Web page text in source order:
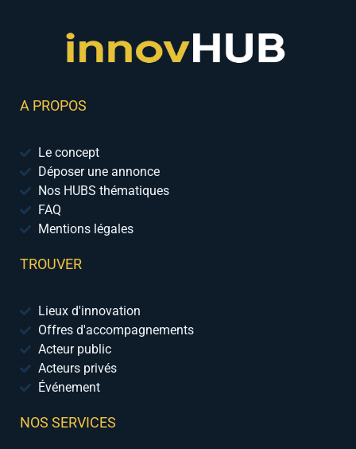
A PROPOS
Le concept
Déposer une annonce
Nos HUBS thématiques
FAQ
Mentions légales
TROUVER
Lieux d'innovation
Offres d'accompagnements
Acteur public
Acteurs privés
Événement
NOS SERVICES